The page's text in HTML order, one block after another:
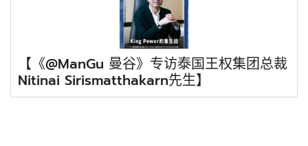
【《@ManGu 曼谷》专访泰国王权集团总裁
Nitinai Sirismatthakarn先生】